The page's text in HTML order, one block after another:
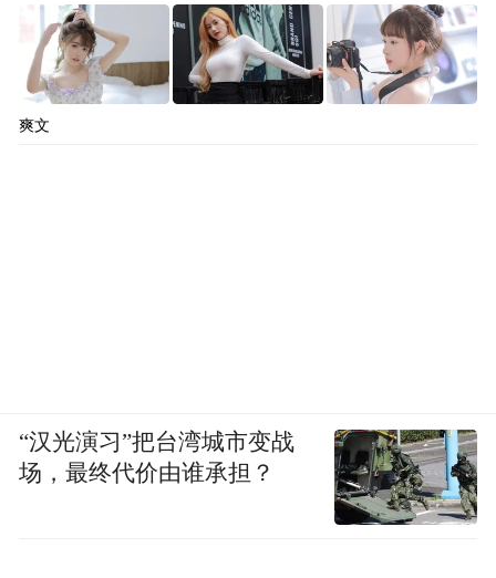
爽文
“汉光演习”把台湾城市变战
场，最终代价由谁承担？